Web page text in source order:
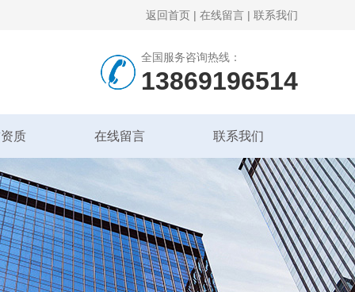
返回首页 | 在线留言 | 联系我们
全国服务咨询热线：
13869196514
质 在线留言 联系我们